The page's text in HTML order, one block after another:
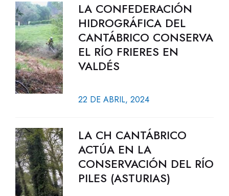
LA CONFEDERACIÓN
HIDROGRÁFICA DEL
CANTÁBRICO CONSERVA
EL RÍO FRIERES EN
VALDÉS
22 DE ABRIL, 2024
LA CH CANTÁBRICO
ACTÚA EN LA
CONSERVACIÓN DEL RÍO
PILES (ASTURIAS)